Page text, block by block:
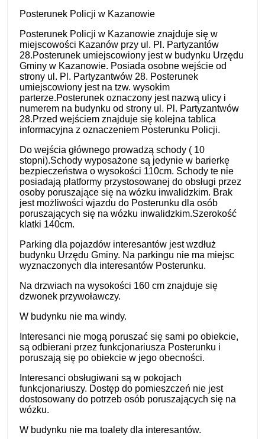
Posterunek Policji w Kazanowie
Posterunek Policji w Kazanowie znajduje się w
miejscowości Kazanów przy ul. Pl. Partyzantów
28.Posterunek umiejscowiony jest w budynku Urzędu
Gminy w Kazanowie. Posiada osobne wejście od
strony ul. Pl. Partyzantwów 28. Posterunek
umiejscowiony jest na tzw. wysokim
parterze.Posterunek oznaczony jest nazwą ulicy i
numerem na budynku od strony ul. Pl. Partyzantwów
28.Przed wejściem znajduje się kolejna tablica
informacyjna z oznaczeniem Posterunku Policji.
Do wejścia głównego prowadzą schody ( 10
stopni).Schody wyposażone są jedynie w barierkę
bezpieczeństwa o wysokości 110cm. Schody te nie
posiadają platformy przystosowanej do obsługi przez
osoby poruszające się na wózku inwalidzkim. Brak
jest możliwości wjazdu do Posterunku dla osób
poruszających się na wózku inwalidzkim.Szerokość
klatki 140cm.
Parking dla pojazdów interesantów jest wzdłuż
budynku Urzędu Gminy. Na parkingu nie ma miejsc
wyznaczonych dla interesantów Posterunku.
Na drzwiach na wysokości 160 cm znajduje się
dzwonek przywoławczy.
W budynku nie ma windy.
Interesanci nie mogą poruszać się sami po obiekcie,
są odbierani przez funkcjonariusza Posterunku i
poruszają się po obiekcie w jego obecności.
Interesanci obsługiwani są w pokojach
funkcjonariuszy. Dostęp do pomieszczeń nie jest
dostosowany do potrzeb osób poruszających się na
wózku.
W budynku nie ma toalety dla interesantów.